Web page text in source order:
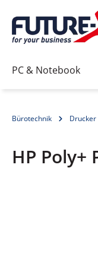
PC & Notebook
Bürotechnik Drucker
HP Poly+